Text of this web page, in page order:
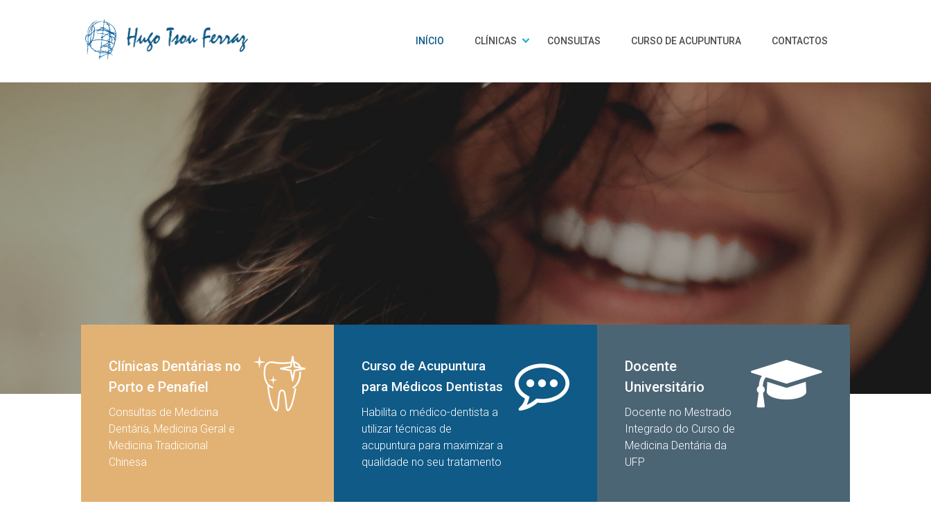
INÍCIO CLÍNICAS CONSULTAS CURSO DE ACUPUNTURA CONTACTOS
Clínicas Dentárias no
Porto e Penafiel
Consultas de Medicina
Dentária, Medicina Geral e
Medicina Tradicional
Chinesa
Curso de Acupuntura
para Médicos Dentistas
Habilita o médico-dentista a
utilizar técnicas de
acupuntura para maximizar a
qualidade no seu tratamento
Docente
Universitário
Docente no Mestrado
Integrado do Curso de
Medicina Dentária da
UFP